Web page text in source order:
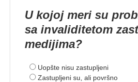
U kojoj meri su
sa invaliditetom
medijima?
Uopšte nisu zastupljeni
Zastupljeni su, ali površno